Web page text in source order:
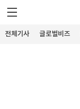
전체기사 글로벌비즈